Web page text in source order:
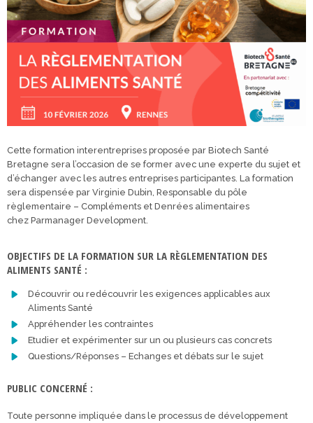
Cette formation interentreprises proposée par Biotech Santé
Bretagne sera l’occasion de se former avec une experte du sujet et
d’échanger avec les autres entreprises participantes. La formation
sera dispensée par Virginie Dubin, Responsable du pôle
règlementaire – Compléments et Denrées alimentaires
chez Parmanager Development.
OBJECTIFS DE LA FORMATION SUR LA RÈGLEMENTATION DES
ALIMENTS SANTÉ :
Découvrir ou redécouvrir les exigences applicables aux
Aliments Santé
Appréhender les contraintes
Etudier et expérimenter sur un ou plusieurs cas concrets
Questions/Réponses – Echanges et débats sur le sujet
PUBLIC CONCERNÉ :
Toute personne impliquée dans le processus de développement